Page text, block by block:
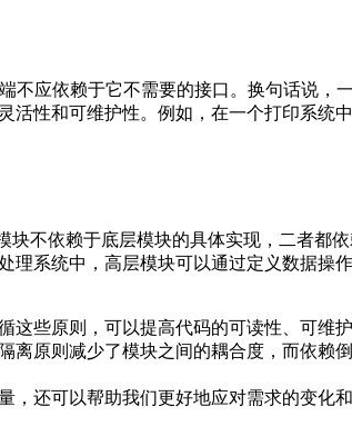
端不应依赖于它不需要的接口。换句话说
性和可维护性。例如，在一个打印系统
块不依赖于底层模块的具体实现，二者
系统中，高层模块可以通过定义数据操
这些原则，可以提高代码的可读性、可
离原则减少了模块之间的耦合度，而依
，还可以帮助我们更好地应对需求的变